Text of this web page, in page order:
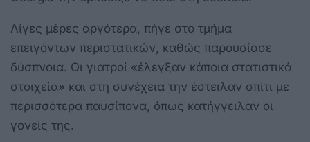
Λίγες μέρες αργότερα, πήγε στο τμήμα
επειγόντων περιστατικών, καθώς παρουσίασε
δύσπνοια. Οι γιατροί «έλεγξαν κάποια στατιστικά
στοιχεία» και στη συνέχεια την έστειλαν σπίτι με
περισσότερα παυσίπονα, όπως κατήγγειλαν οι
γονείς της.